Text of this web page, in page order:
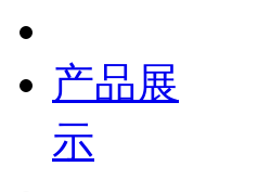
产品展
示